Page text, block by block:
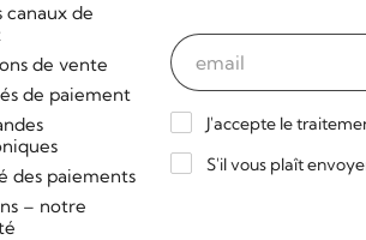
canaux de
de vente
de paiement
des paiements
– notre
J'accepte le
S'il vous plaît